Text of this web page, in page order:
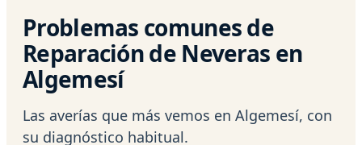
Problemas comunes de
Reparación de Neveras en
Algemesí
Las averías que más vemos en Algemesí, con
su diagnóstico habitual.